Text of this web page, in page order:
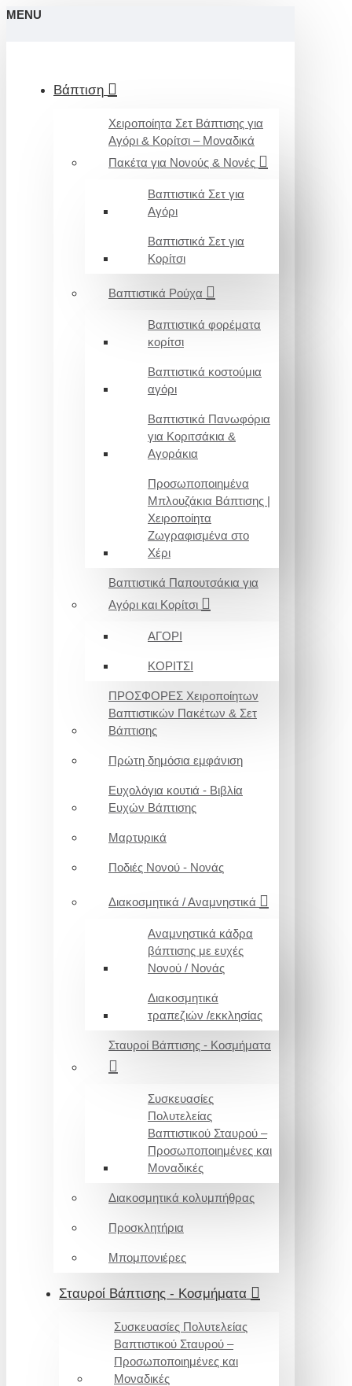
MENU
Βάπτιση
Χειροποίητα Σετ Βάπτισης για
Αγόρι & Κορίτσι – Μοναδικά
Πακέτα για Νονούς & Νονές
Βαπτιστικά Σετ για
Αγόρι
Βαπτιστικά Σετ για
Κορίτσι
Βαπτιστικά Ρούχα
Βαπτιστικά φορέματα
κορίτσι
Βαπτιστικά κοστούμια
αγόρι
Βαπτιστικά Πανωφόρια
για Κοριτσάκια &
Αγοράκια
Προσωποποιημένα
Μπλουζάκια Βάπτισης |
Χειροποίητα
Ζωγραφισμένα στο
Χέρι
Βαπτιστικά Παπουτσάκια για
Αγόρι και Κορίτσι
ΑΓΟΡΙ
ΚΟΡΙΤΣΙ
ΠΡΟΣΦΟΡΕΣ Χειροποίητων
Βαπτιστικών Πακέτων & Σετ
Βάπτισης
Πρώτη δημόσια εμφάνιση
Ευχολόγια κουτιά - Βιβλία
Ευχών Βάπτισης
Μαρτυρικά
Ποδιές Νονού - Νονάς
Διακοσμητικά / Αναμνηστικά
Αναμνηστικά κάδρα
βάπτισης με ευχές
Νονού / Νονάς
Διακοσμητικά
τραπεζιών /εκκλησίας
Σταυροί Βάπτισης - Κοσμήματα
Συσκευασίες
Πολυτελείας
Βαπτιστικού Σταυρού –
Προσωποποιημένες και
Μοναδικές
Διακοσμητικά κολυμπήθρας
Προσκλητήρια
Μπομπονιέρες
Σταυροί Βάπτισης - Κοσμήματα
Συσκευασίες Πολυτελείας
Βαπτιστικού Σταυρού –
Προσωποποιημένες και
Μοναδικές